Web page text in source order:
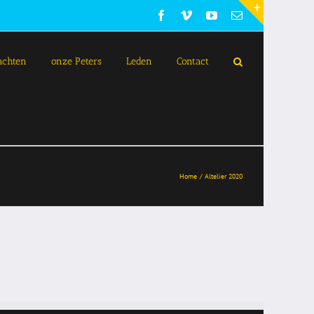
Facebook
VimeoYouTube
E-
mail
onze Peters Leden Contact
Home Altelier 2020
Toggle